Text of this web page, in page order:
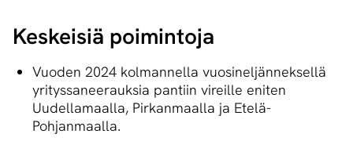
Keskeisiä poimintoja
Vuoden 2024 kolmannella vuosineljänneksellä
yrityssaneerauksia pantiin vireille eniten
Uudellamaalla, Pirkanmaalla ja Etelä-
Pohjanmaalla.